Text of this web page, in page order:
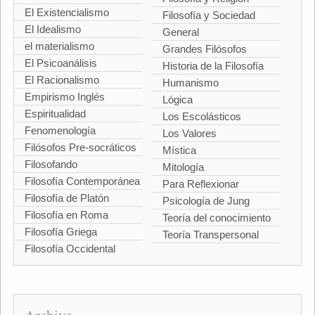
El Existencialismo
El Idealismo
el materialismo
El Psicoanálisis
El Racionalismo
Empirismo Inglés
Espiritualidad
Fenomenología
Filósofos Pre-socráticos
Filosofando
Filosofía Contemporánea
Filosofía de Platón
Filosofía en Roma
Filosofía Griega
Filosofía Occidental
Filosofía y Sociedad
General
Grandes Filósofos
Historia de la Filosofía
Humanismo
Lógica
Los Escolásticos
Los Valores
Mística
Mitología
Para Reflexionar
Psicología de Jung
Teoría del conocimiento
Teoría Transpersonal